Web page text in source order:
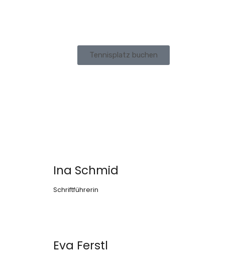
Tennisplatz buchen
Ina Schmid
Schriftführerin
Eva Ferstl